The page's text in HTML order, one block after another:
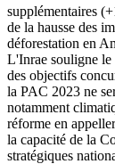
supplémentaires
de la hausse des
déforestation en
L'Inrae souligne le
des objectifs
la PAC 2023 ne
notamment
réforme en
la capacité de la
stratégiques